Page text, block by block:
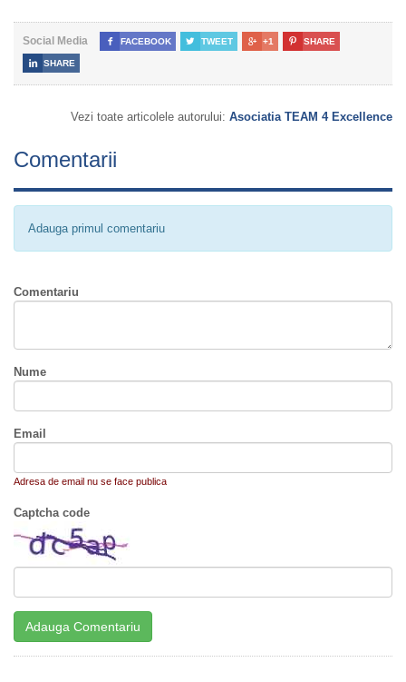
Social Media  FACEBOOK  TWEET  +1  SHARE
 SHARE
Vezi toate articolele autorului: Asociatia TEAM 4 Excellence
Comentarii
Adauga primul comentariu
Comentariu
Nume
Email
Adresa de email nu se face publica
Captcha code